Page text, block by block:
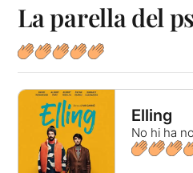
La parella del
Elling
No hi ha